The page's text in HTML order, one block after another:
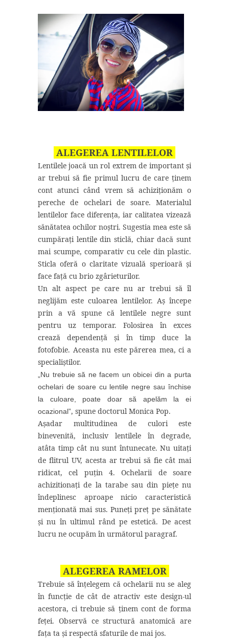
ALEGEREA LENTILELOR
Lentilele joacă un rol extrem de important și
ar trebui să fie primul lucru de care ținem
cont atunci când vrem să achiziționăm o
pereche de ochelari de soare. Materialul
lentilelor face diferența, iar calitatea vizează
sănătatea ochilor noștri. Sugestia mea este să
cumpărați lentile din sticlă, chiar dacă sunt
mai scumpe, comparativ cu cele din plastic.
Sticla oferă o claritate vizuală sperioară și
face față cu brio zgârieturilor.
Un alt aspect pe care nu ar trebui să îl
neglijăm este culoarea lentilelor. Aș începe
prin a vă spune că lentilele negre sunt
pentru uz temporar. Folosirea în exces
crează dependență și în timp duce la
fotofobie. Aceasta nu este părerea mea, ci a
specialiștilor.
„Nu trebuie să ne facem un obicei din a purta
ochelari de soare cu lentile negre sau închise
la culoare, poate doar să apelăm la ei
ocazional”, spune doctorul Monica Pop.
Așadar multitudinea de culori este
binevenită, inclusiv lentilele în degrade,
atâta timp cât nu sunt întunecate. Nu uitați
de flitrul UV, acesta ar trebui să fie cât mai
ridicat, cel puțin 4. Ochelarii de soare
achizitionați de la tarabe sau din piețe nu
îndeplinesc aproape nicio caracteristică
menționată mai sus. Puneți preț pe sănătate
și nu în ultimul rând pe estetică. De acest
lucru ne ocupăm în următorul paragraf.
ALEGEREA RAMELOR
Trebuie să înțelegem că ochelarii nu se aleg
în funcție de cât de atractiv este design-ul
acestora, ci trebuie să ținem cont de forma
feței. Observă ce structură anatomică are
fața ta și respectă sfaturile de mai jos.